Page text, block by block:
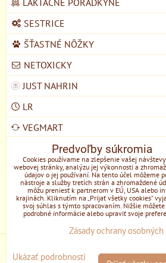
LAKTAČNÉ PORADKYNE
SESTRICE
ŠŤASTNÉ NÔŽKY
NETOXICKY
JUST NAHRIN
LR
VEGMART
MYCOMEDICA
DOMŠKOLA ŽIVOZEM STUPAVA
EONE
Zásady ochrany
Predvoľby súkromia
Cookies používame na zlepšenie vašej
webovej stránky, analýzu jej výkonnosti a
údajov o jej používaní. Na tento účel môžeme
nástroje a služby tretích strán a zhromaždené
môžu preniesť k partnerom v EÚ, USA alebo
krajinách. Kliknutím na „Prijať všetky cookies“
svoj súhlas s týmto spracovaním. Nižšie
podrobné informácie alebo upraviť svoje
Zásady ochrany
Ukázať podrobnosti